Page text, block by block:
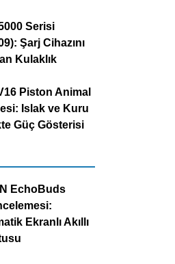
Serisi
Şarj Cihazını
Kulaklık
Piston Animal
Islak ve Kuru
Güç Gösterisi
EchoBuds
Ekranlı Akıllı